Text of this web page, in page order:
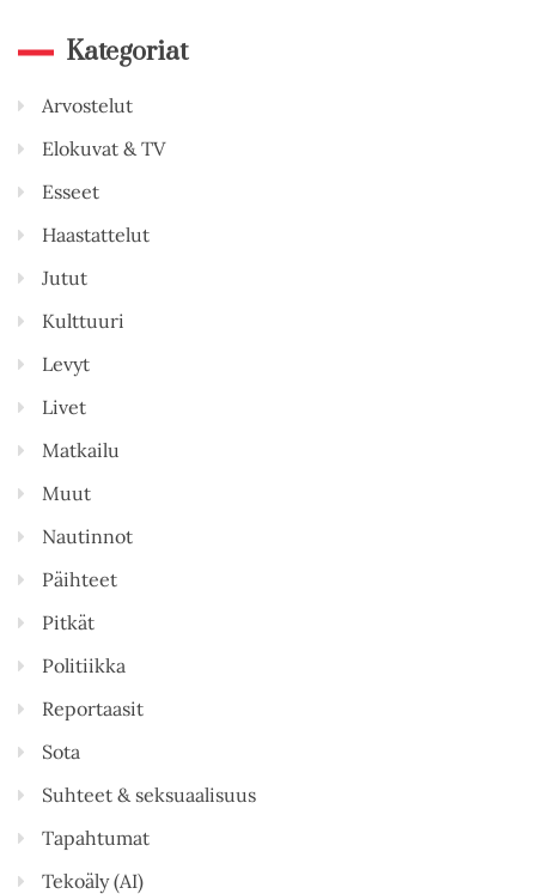
Kategoriat
Arvostelut
Elokuvat & TV
Esseet
Haastattelut
Jutut
Kulttuuri
Levyt
Livet
Matkailu
Muut
Nautinnot
Päihteet
Pitkät
Politiikka
Reportaasit
Sota
Suhteet & seksuaalisuus
Tapahtumat
Tekoäly (AI)